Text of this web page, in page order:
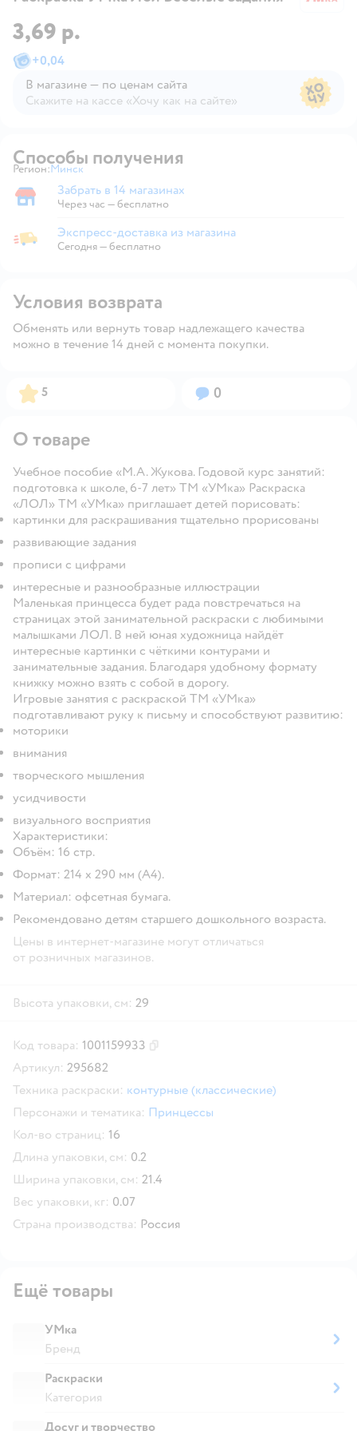
3,69 р.
+0,04
В магазине — по ценам сайта
Скажите на кассе «Хочу как на сайте»
Способы получения
Регион: Выбор адреса доставки.
Минск
Забрать в магазине
Забрать в 14 магазинах
Через час — бесплатно
Экспресс-доставка из магазина
Экспресс-доставка из магазина
Сегодня—бесплатно
Условия возврата
Обменять или вернуть товар надлежащего качества
можно в течение 14 дней с момента покупки.
Рейтинг:
5 Вопросов:
0
О товаре
Учебное пособие «М.А. Жукова. Годовой курс занятий:
подготовка к школе, 6-7 лет» ТМ «УМка» Раскраска
«ЛОЛ» ТМ «УМка» приглашает детей порисовать:
картинки для раскрашивания тщательно прорисованы
развивающие задания
прописи с цифрами
интересные и разнообразные иллюстрации
Маленькая принцесса будет рада повстречаться на
страницах этой занимательной раскраски с любимыми
малышками ЛОЛ. В ней юная художница найдёт
интересные картинки с чёткими контурами и
занимательные задания. Благодаря удобному формату
книжку можно взять с собой в дорогу.
Игровые занятия с раскраской ТМ «УМка»
подготавливают руку к письму и способствуют развитию:
моторики
внимания
творческого мышления
усидчивости
визуального восприятия
Характеристики:
Объём: 16 стр.
Формат: 214 х 290 мм (А4).
Материал: офсетная бумага.
Рекомендовано детям старшего дошкольного возраста.
Цены в интернет-магазине могут отличаться
от розничных магазинов.
Высота упаковки, см: 29
Код товара: 1001159933
Артикул: 295682
Техника раскраски: контурные (классические)
Персонажи и тематика: Принцессы
Кол-во страниц: 16
Длина упаковки, см: 0.2
Ширина упаковки, см: 21.4
Вес упаковки, кг: 0.07
Страна производства: Россия
Ещё товары
УМка
Бренд
Раскраски
Категория
Досуг и творчество